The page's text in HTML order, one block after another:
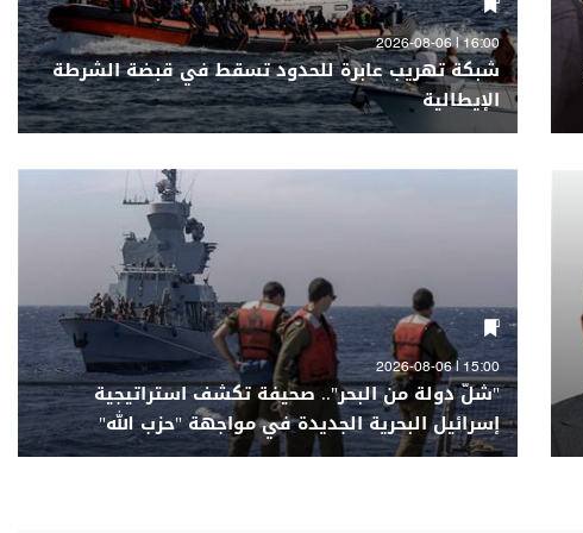
16:00 | 2026-08-06
شبكة تهريب عابرة للحدود تسقط في قبضة الشرطة
الإيطالية
15:00 | 2026-08-06
"شلّ دولة من البحر".. صحيفة تكشف استراتيجية
إسرائيل البحرية الجديدة في مواجهة "حزب الله"